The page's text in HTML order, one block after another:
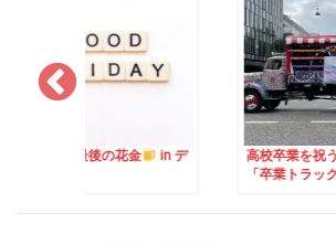
in デ
高校卒業を祝う伝統行事
「卒業トラック・パーテ